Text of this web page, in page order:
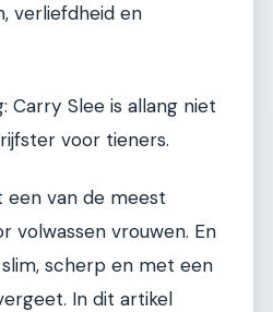
verliefdheid en
Carry Slee is allang niet
voor tieners.
een van de meest
volwassen vrouwen. En
scherp en met een
In dit artikel